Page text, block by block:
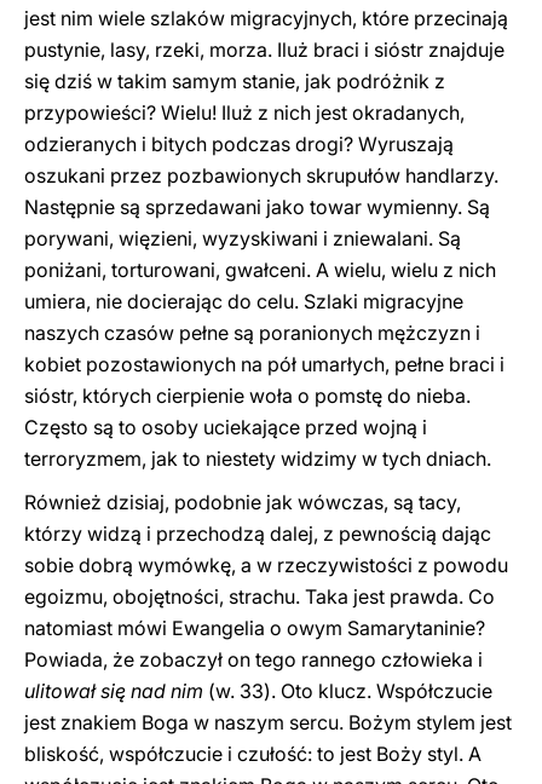
jest nim wiele szlaków migracyjnych, które przecinają
pustynie, lasy, rzeki, morza. Iluż braci i sióstr znajduje
się dziś w takim samym stanie, jak podróżnik z
przypowieści? Wielu! Iluż z nich jest okradanych,
odzieranych i bitych podczas drogi? Wyruszają
oszukani przez pozbawionych skrupułów handlarzy.
Następnie są sprzedawani jako towar wymienny. Są
porywani, więzieni, wyzyskiwani i zniewalani. Są
poniżani, torturowani, gwałceni. A wielu, wielu z nich
umiera, nie docierając do celu. Szlaki migracyjne
naszych czasów pełne są poranionych mężczyzn i
kobiet pozostawionych na pół umarłych, pełne braci i
sióstr, których cierpienie woła o pomstę do nieba.
Często są to osoby uciekające przed wojną i
terroryzmem, jak to niestety widzimy w tych dniach.
Również dzisiaj, podobnie jak wówczas, są tacy,
którzy widzą i przechodzą dalej, z pewnością dając
sobie dobrą wymówkę, a w rzeczywistości z powodu
egoizmu, obojętności, strachu. Taka jest prawda. Co
natomiast mówi Ewangelia o owym Samarytaninie?
Powiada, że zobaczył on tego rannego człowieka i
ulitował się nad nim (w. 33). Oto klucz. Współczucie
jest znakiem Boga w naszym sercu. Bożym stylem jest
bliskość, współczucie i czułość: to jest Boży styl. A